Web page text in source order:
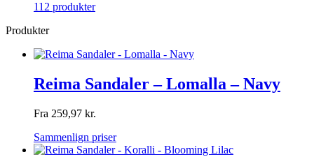
112 produkter
Produkter
Reima Sandaler – Lomalla – Navy
Fra 259,97 kr.
Sammenlign priser